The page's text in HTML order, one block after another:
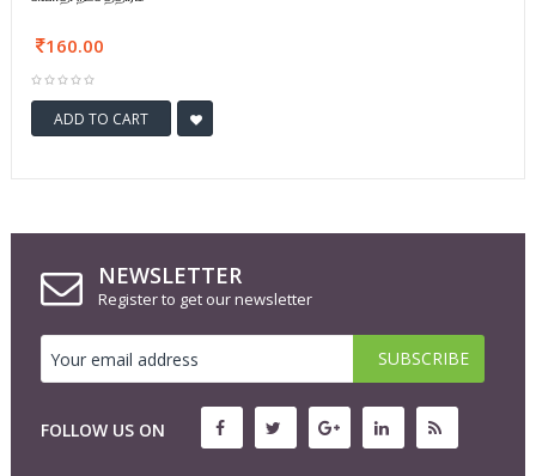
160.00
ADD TO CART
NEWSLETTER
Register to get our newsletter
FOLLOW US ON